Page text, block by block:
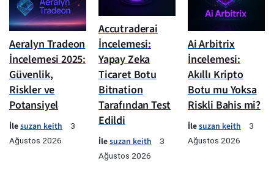
Aeralyn Tradeon
İncelemesi 2025:
Güvenlik,
Riskler ve
Potansiyel
İlesuzan keith
3
Ağustos 2026
Accutraderai
İncelemesi:
Yapay Zeka
Ticaret Botu
Bitnation
Tarafından Test
Edildi
İlesuzan keith
3
Ağustos 2026
Ai Arbitrix
İncelemesi:
Akıllı Kripto
Botu mu Yoksa
Riskli Bahis mi?
İlesuzan keith
3
Ağustos 2026